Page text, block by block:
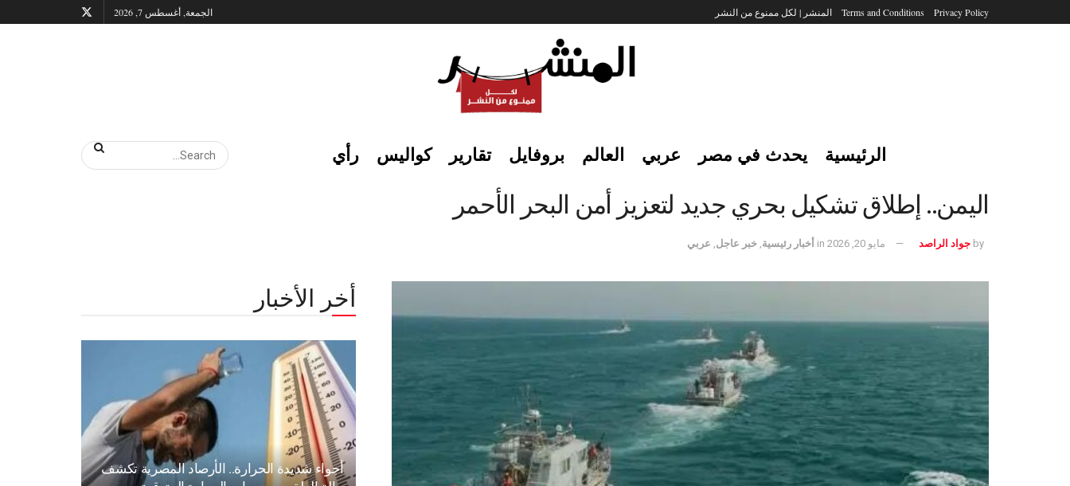
Privacy Policy
Terms and Conditions المنشر | لكل ممنوع من النشر الجمعة, أغسطس 7, 2026
الرئيسية يحدث في مصر عربي العالم بروفايل تقارير كواليس رأي
اليمن.. إطلاق تشكيل بحري جديد لتعزيز أمن البحر الأحمر
by جواد الراصد مايو 20, 2026 in أخبار رئيسية خبر عاجل عربي
أخر الأخبار
أجواء شديدة الحرارة.. الأرصاد المصرية تكشف